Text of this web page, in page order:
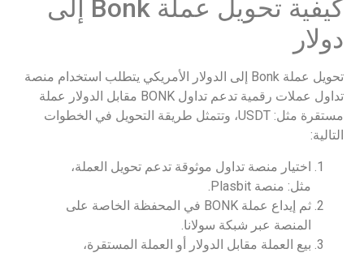
كيفية تحويل عملة Bonk إلى
دولار
تحويل عملة Bonk إلى الدولار الأمريكي يتطلب استخدام منصة
تداول عملات رقمية تدعم تداول BONK مقابل الدولار عملة
مستقرة مثل: USDT، وتتمثل طريقة التحويل في الخطوات
التالية:
اختيار منصة تداول موثوقة تدعم تحويل العملة،
مثل: منصة Plasbit.
ثم إيداع عملة BONK في المحفظة الخاصة على
المنصة عبر شبكة سولانا.
بيع العملة مقابل الدولار أو العملة المستقرة،